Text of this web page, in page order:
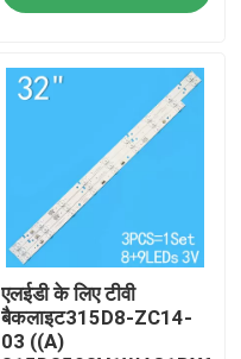
एलईडी के लिए टीवी
बैकलाइट315D8-ZC14-
03 ((A)